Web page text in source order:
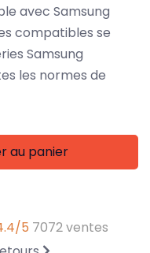
avec Samsung
compatibles se
Samsung
les normes de
au panier
5 7072 ventes